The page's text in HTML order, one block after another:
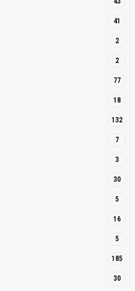
41
2
2
77
18
132
7
3
30
5
16
5
185
30